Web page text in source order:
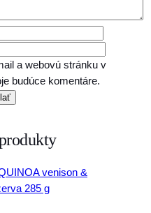
a webovú stránku v
budúce komentáre.